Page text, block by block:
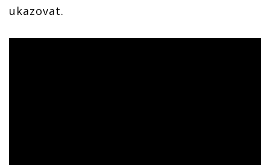
ukazovat.